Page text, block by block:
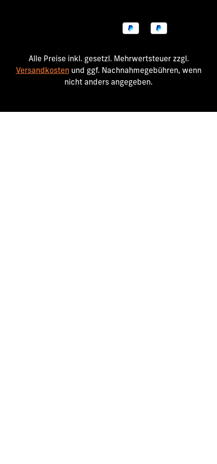
Alle Preise inkl. gesetzl. Mehrwertsteuer zzgl.
Versandkosten und ggf. Nachnahmegebühren, wenn
nicht anders angegeben.